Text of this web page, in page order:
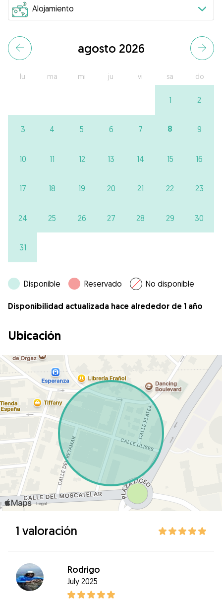
agosto 2026
lu ma mi ju vi sa do
1 2
3 4 5 6 7 8 9
10 11 12 13 14 15 16
17 18 19 20 21 22 23
24 25 26 27 28 29 30
31
Disponible Reservado No disponible
Disponibilidad actualizada hace alrededor de 1 año
Ubicación
1 valoración
Rodrigo
July 2025